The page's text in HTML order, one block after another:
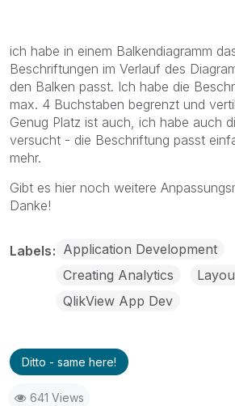
ich habe in einem Balkendiagramm
Beschriftungen im Verlauf des
den Balken passt. Ich habe die
max. 4 Buchstaben begrenzt und
Genug Platz ist auch, ich habe auch
versucht - die Beschriftung passt
mehr.
Gibt es hier noch weitere
Danke!
Labels Application Development
Creating Analytics
QlikView App Dev
Ditto - same here!
641 Views